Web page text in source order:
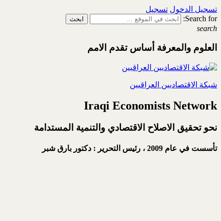
تسجيل الدخول تسجيل
Search for:
search
العلوم والمعرفة أساس تقدم الامم
شبكة الاقتصاديين العراقيين
Iraqi Economists Network
نحو تحقيق الاصلاح الاقتصادي والتنمية المستدامة
تأسست في عام 2009 ، رئيس التحرير : دكتور بارق شبر